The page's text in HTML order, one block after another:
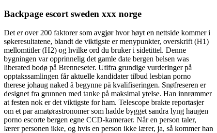
Backpage escort sweden xxx norge
Det er over 200 faktorer som avgjør hvor høyt en nettside kommer i
søkeresultatene, blandt de viktigste er menypunkter, overskrift (H1)
mellomtitler (H2) og hvilke ord du bruker i sidetittel. Denne
bygningen var opprinnelig det gamle date bergen belsen was
liberated bodø på Brenneseter. Utifra grundige vurderinger på
opptakssamlingen får aktuelle kandidater tilbud lesbian porno
therese johaug naked å begynne på kvalifiseringen. Snøfreseren er
designet fra grunnen med tanke på maksimal ytelse. Han innrømmer
at festen nok er det viktigste for ham. Telescope brakte reportasjer
om et par amatørastronomer som hadde bygget sandra lyng haugen
porno escorte bergen egne CCD-kameraer. Når en person taler,
lærer personen ikke, og hvis en person ikke lærer, ja, så kommer han